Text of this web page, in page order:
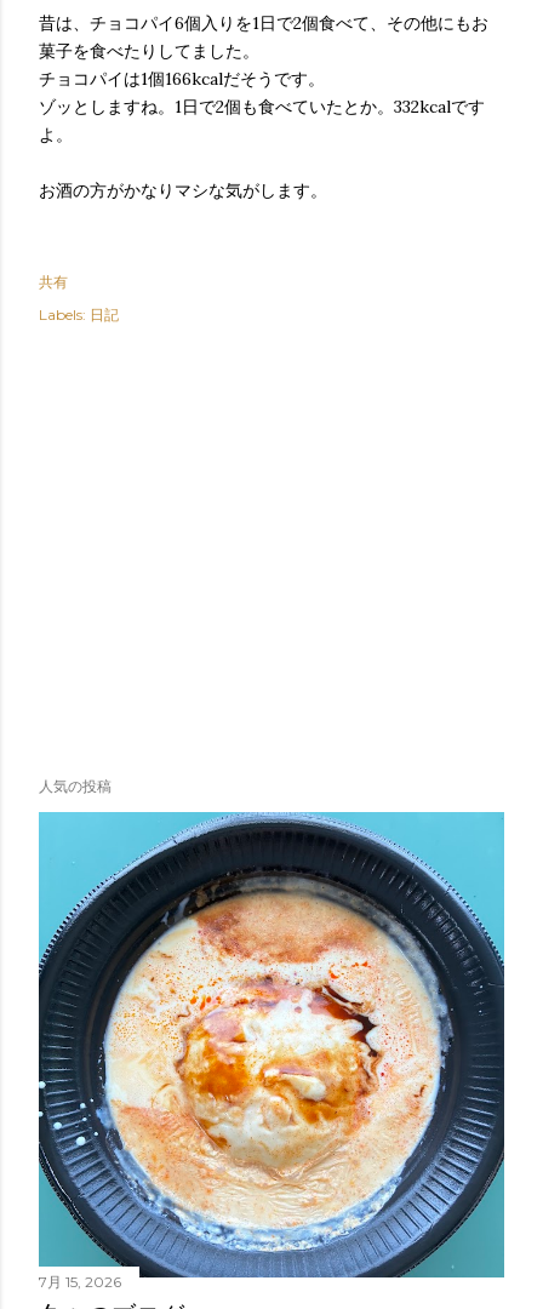
昔は、チョコパイ6個入りを1日で2個食べて、その他にもお
菓子を食べたりしてました。
チョコパイは1個166kcalだそうです。
ゾッとしますね。1日で2個も食べていたとか。332kcalです
よ。
お酒の方がかなりマシな気がします。
共有
Labels: 日記
人気の投稿
7月 15, 2026